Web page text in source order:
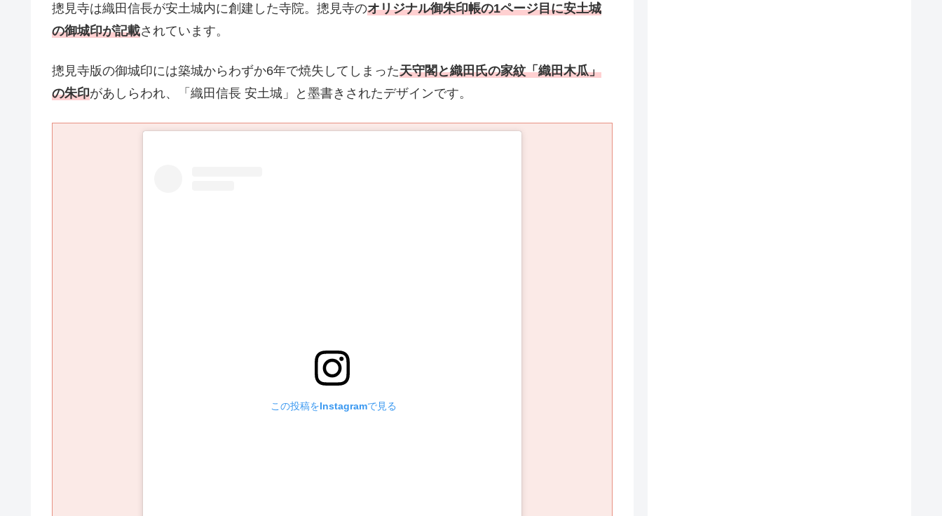
摠見寺は織田信長が安土城内に創建した寺院。摠見寺のオリジナル御朱印帳の1ページ目に安土城
の御城印が記載されています。
摠見寺版の御城印には築城からわずか6年で焼失してしまった天守閣と織田氏の家紋「織田木瓜」
の朱印があしらわれ、「織田信長 安土城」と墨書きされたデザインです。
この投稿をInstagramで見る